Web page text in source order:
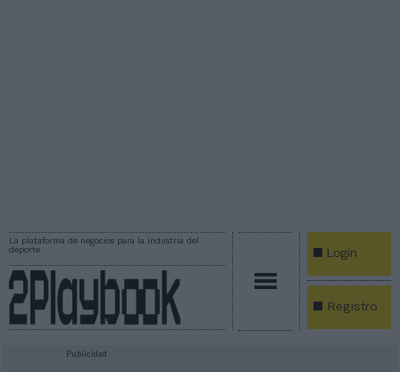
La plataforma de negocios para la industria del
deporte
Login
Registro
Publicidad